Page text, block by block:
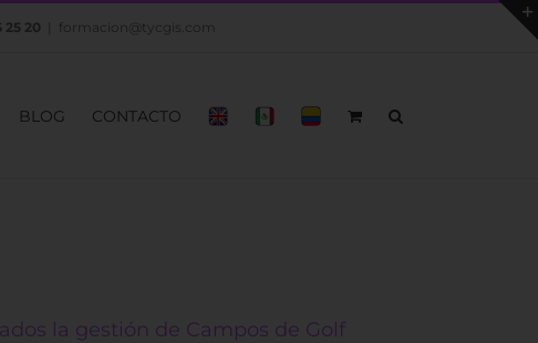
25 20 formacion@tycgis.com
BLOG CONTACTO
la gestión de Campos de Golf